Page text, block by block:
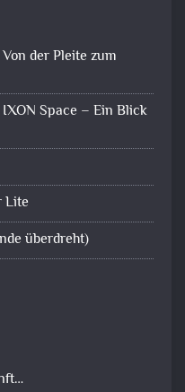
der Pleite zum
Space – Ein Blick
Lite
überdreht)